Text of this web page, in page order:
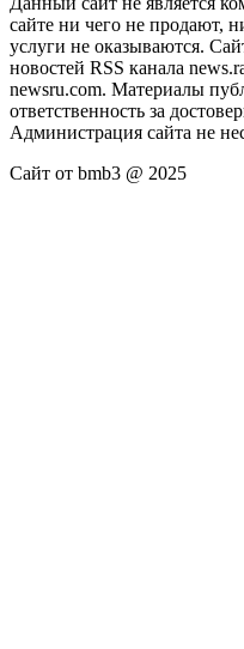
сайте ни чего не продают,
услуги не оказываются.
новостей RSS канала
newsru.com. Материалы
ответственность за
Администрация сайта не
Сайт от bmb3 @ 2025